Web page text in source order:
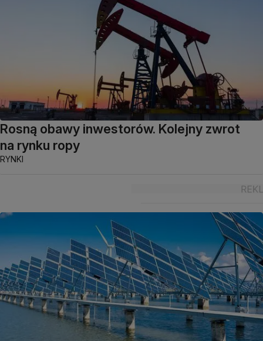
Rosną obawy inwestorów. Kolejny zwrot
na rynku ropy
RYNKI